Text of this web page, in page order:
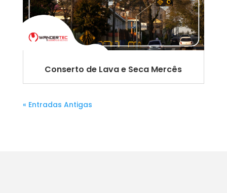
Conserto de Lava e Seca Mercês
« Entradas Antigas